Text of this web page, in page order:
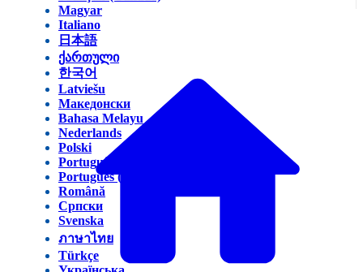
Magyar
Italiano
日本語
ქართული
한국어
Latviešu
Македонски
Bahasa Melayu
Nederlands
Polski
Português (Brasil)
Português (Portugal)
Română
Српски
Svenska
ภาษาไทย
Türkçe